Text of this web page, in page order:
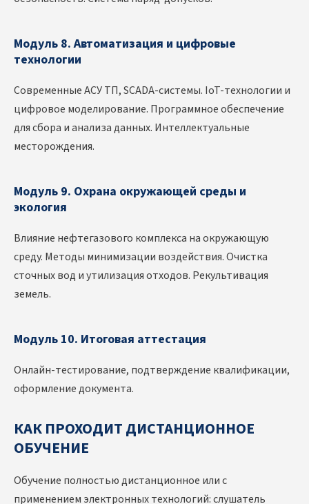
Модуль 8. Автоматизация и цифровые
технологии
Современные АСУ ТП, SCADA-системы. IoT-технологии и
цифровое моделирование. Программное обеспечение
для сбора и анализа данных. Интеллектуальные
месторождения.
Модуль 9. Охрана окружающей среды и
экология
Влияние нефтегазового комплекса на окружающую
среду. Методы минимизации воздействия. Очистка
сточных вод и утилизация отходов. Рекультивация
земель.
Модуль 10. Итоговая аттестация
Онлайн-тестирование, подтверждение квалификации,
оформление документа.
КАК ПРОХОДИТ ДИСТАНЦИОННОЕ
ОБУЧЕНИЕ
Обучение полностью дистанционное или с
применением электронных технологий: слушатель